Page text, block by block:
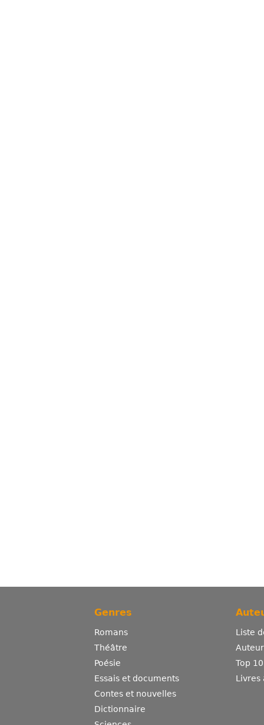
Genres
Romans
Théâtre
Poésie
Essais et documents
Contes et nouvelles
Dictionnaire
Liste
Top
Livres